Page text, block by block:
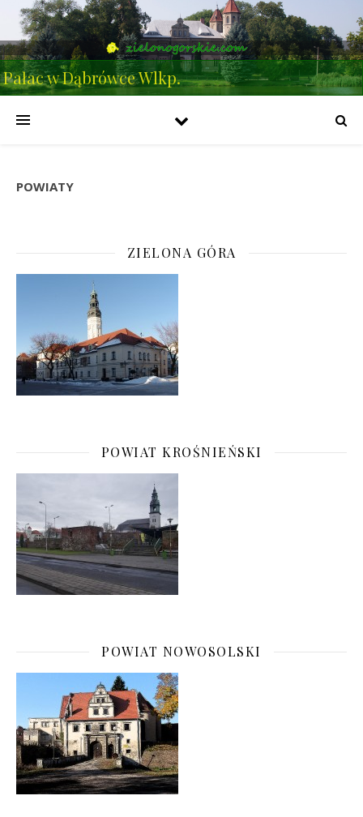
Pałac w Dąbrówce Wlkp.
POWIATY
ZIELONA GÓRA
POWIAT KROŚNIEŃSKI
POWIAT NOWOSOLSKI